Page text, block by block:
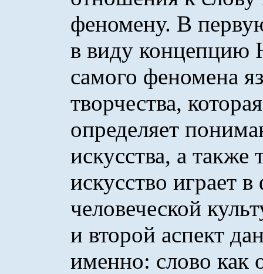
феномену. В
в виду
самого феномена
творчества,
определяет
искусства, а
искусство играет
человеческой
и второй аспект
именно: слово как